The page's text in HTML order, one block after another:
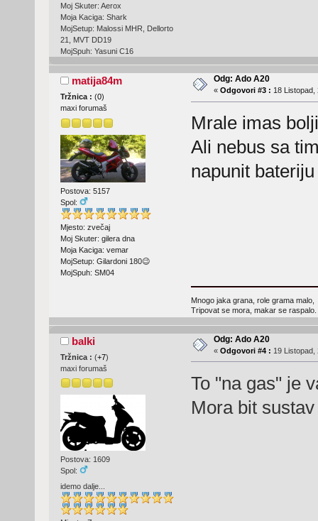
Moj Skuter: Aerox
Moja Kaciga: Shark
MojSetup: Malossi MHR, Dellorto
21, MVT DD19
MojSpuh: Yasuni C16
matija84m
Tržnica : (0)
maxi forumaš
Postova: 5157
Spol:
Mjesto: zvečaj
Moj Skuter: gilera dna
Moja Kaciga: vemar
MojSetup: Gilardoni 180😉
MojSpuh: SM04
Odg: Ado A20
« Odgovori #3 : 18 Listopad,
Mrale imas
Ali nebus sa
napunit
Mnogo jaka grana, role grama malo,
Tripovat se mora, makar se raspalo.
balki
Tržnica : (+7)
maxi forumaš
Postova: 1609
Spol:
idemo dalje...
Odg: Ado A20
« Odgovori #4 : 19 Listopad,
To "na gas" je
Mora bit